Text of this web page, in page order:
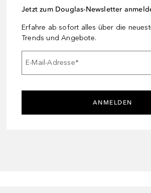
Jetzt zum Douglas-Newsletter
Erfahre ab sofort alles über die
Trends und Angebote.
E-Mail-Adresse*
ANMELDEN